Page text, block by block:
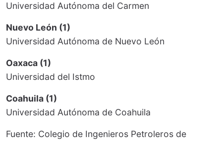
Universidad Autónoma del Carmen
Nuevo León (1)
Universidad Autónoma de Nuevo León
Oaxaca (1)
Universidad del Istmo
Coahuila (1)
Universidad Autónoma de Coahuila
Fuente: Colegio de Ingenieros Petroleros de